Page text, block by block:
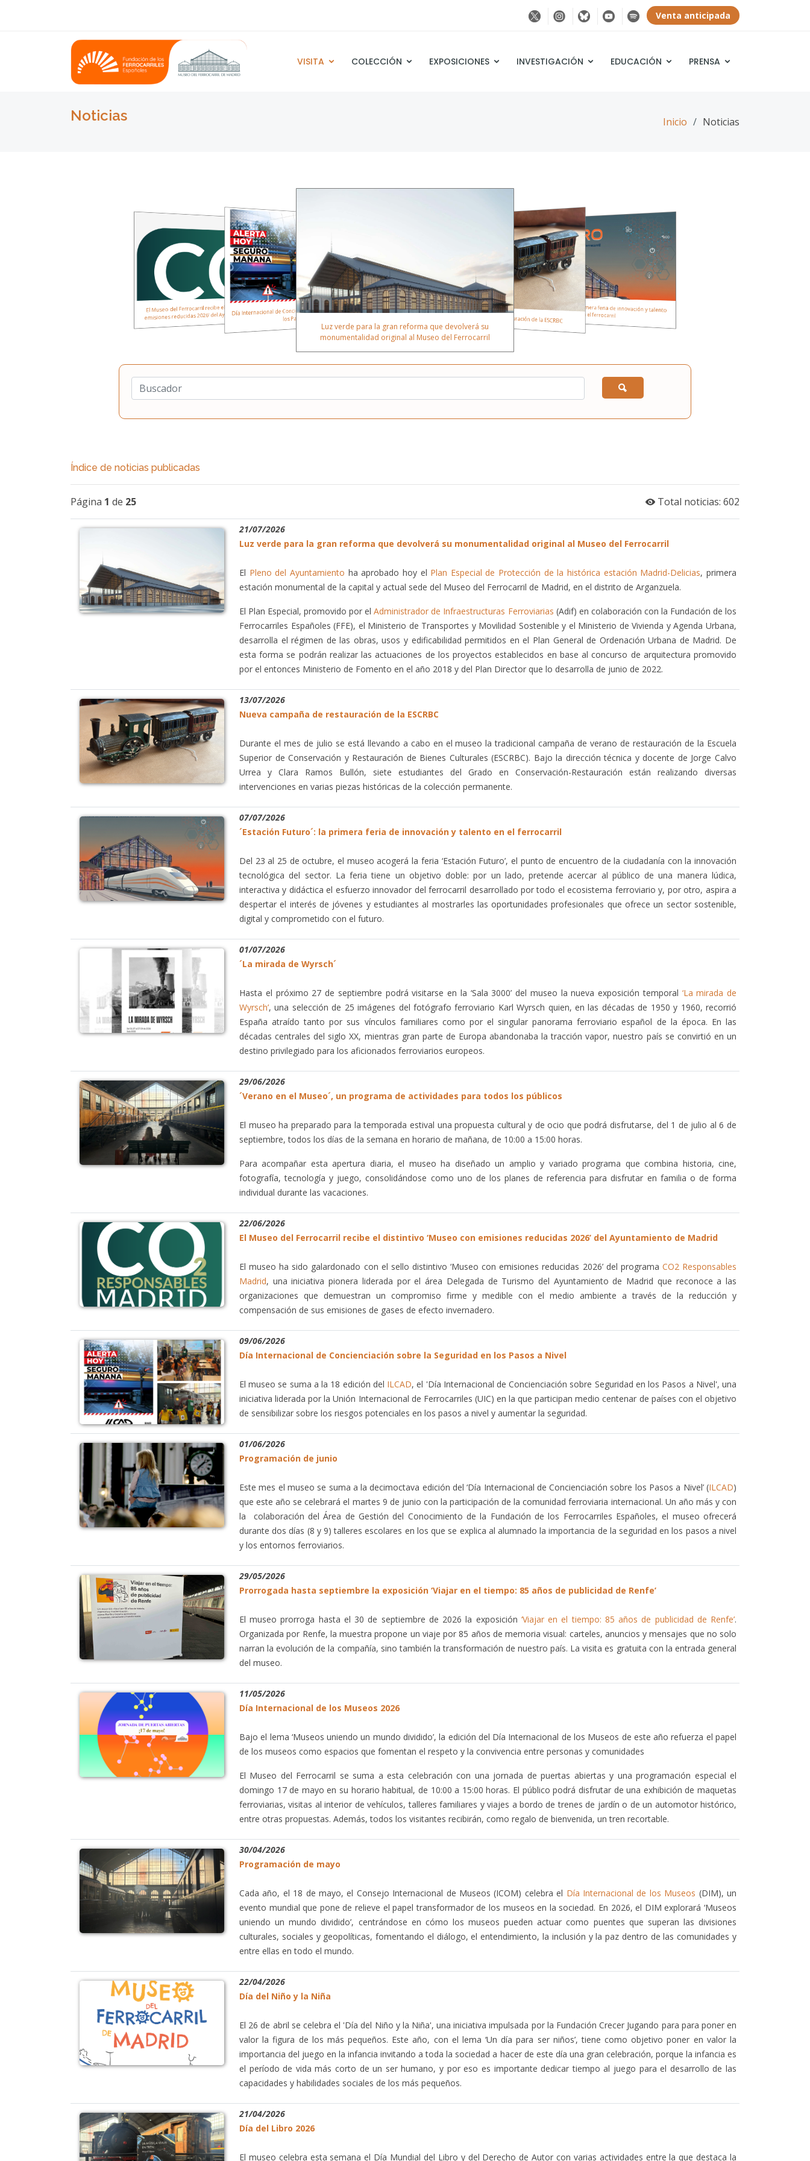
Venta anticipada
VISITA COLECCIÓN EXPOSICIONES INVESTIGACIÓN EDUCACIÓN PRENSA
Noticias Inicio Noticias
Luz verde para la gran reforma que devolverá su
monumentalidad original al Museo del Ferrocarril
Nueva campaña de restauración de la ESCRBC
´Estación Futuro´: la primera feria de innovación y talento
en el ferrocarril
El Museo del Ferrocarril recibe el distintivo ‘Museo con
emisiones reducidas 2026’ del Ayuntamiento de MadridDía Internacional de Concienciación sobre la Seguridad en
los Pasos a Nivel
Índice de noticias publicadas
Página 1 de 25 Total noticias: 602
21/07/2026
Luz verde para la gran reforma que devolverá su monumentalidad original al Museo del Ferrocarril
El Pleno del Ayuntamiento ha aprobado hoy el Plan Especial de Protección de la histórica estación Madrid-Delicias, primera
estación monumental de la capital y actual sede del Museo del Ferrocarril de Madrid, en el distrito de Arganzuela.
El Plan Especial, promovido por elAdministrador de Infraestructuras Ferroviarias (Adif) en colaboración con la Fundación de los
Ferrocarriles Españoles (FFE), el Ministerio de Transportes y Movilidad Sostenible y el Ministerio de Vivienda y Agenda Urbana,
desarrolla el régimen de las obras, usos y edificabilidad permitidos en el Plan General de Ordenación Urbana de Madrid. De
esta forma se podrán realizar las actuaciones de los proyectos establecidos en base al concurso de arquitectura promovido
por el entonces Ministerio de Fomento en el año 2018 y del Plan Director que lo desarrolla de junio de 2022.
13/07/2026
Nueva campaña de restauración de la ESCRBC
Durante el mes de julio se está llevando a cabo en el museo la tradicional campaña de verano de restauración de la Escuela
Superior de Conservación y Restauración de Bienes Culturales (ESCRBC). Bajo la dirección técnica y docente de Jorge Calvo
Urrea y Clara Ramos Bullón, siete estudiantes del Grado en Conservación-Restauración están realizando diversas
intervenciones en varias piezas históricas de la colección permanente.
07/07/2026
´Estación Futuro´: la primera feria de innovación y talento en el ferrocarril
Del 23 al 25 de octubre, el museo acogerá la feria ‘Estación Futuro’, el punto de encuentro de la ciudadanía con la innovación
tecnológica del sector. La feria tiene un objetivo doble: por un lado, pretende acercar al público de una manera lúdica,
interactiva y didáctica el esfuerzo innovador del ferrocarril desarrollado por todo el ecosistema ferroviario y, por otro, aspira a
despertar el interés de jóvenes y estudiantes al mostrarles las oportunidades profesionales que ofrece un sector sostenible,
digital y comprometido con el futuro.
01/07/2026
´La mirada de Wyrsch´
Hasta el próximo 27 de septiembre podrá visitarse en la ‘Sala 3000’ del museo la nueva exposición temporal ‘La mirada de
Wyrsch’, una selección de 25 imágenes del fotógrafo ferroviario Karl Wyrsch quien, en las décadas de 1950 y 1960, recorrió
España atraído tanto por sus vínculos familiares como por el singular panorama ferroviario español de la época. En las
décadas centrales del siglo XX, mientras gran parte de Europa abandonaba la tracción vapor, nuestro país se convirtió en un
destino privilegiado para los aficionados ferroviarios europeos.
29/06/2026
´Verano en el Museo´, un programa de actividades para todos los públicos
El museo ha preparado para la temporada estival una propuesta cultural y de ocio que podrá disfrutarse, del 1 de julio al 6 de
septiembre, todos los días de la semana en horario de mañana, de 10:00 a 15:00 horas.
Para acompañar esta apertura diaria, el museo ha diseñado un amplio y variado programa que combina historia, cine,
fotografía, tecnología y juego, consolidándose como uno de los planes de referencia para disfrutar en familia o de forma
individual durante las vacaciones.
22/06/2026
El Museo del Ferrocarril recibe el distintivo ‘Museo con emisiones reducidas 2026’ del Ayuntamiento de Madrid
El museo ha sido galardonado con el sello distintivo ‘Museo con emisiones reducidas 2026’ del programa CO2 Responsables
Madrid, una iniciativa pionera liderada por el área Delegada de Turismo del Ayuntamiento de Madrid que reconoce a las
organizaciones que demuestran un compromiso firme y medible con el medio ambiente a través de la reducción y
compensación de sus emisiones de gases de efecto invernadero.
09/06/2026
Día Internacional de Concienciación sobre la Seguridad en los Pasos a Nivel
El museo se suma a la 18 edición del ILCAD, el 'Día Internacional de Concienciación sobre Seguridad en los Pasos a Nivel', una
iniciativa liderada por la Unión Internacional de Ferrocarriles (UIC) en la que participan medio centenar de países con el objetivo
de sensibilizar sobre los riesgos potenciales en los pasos a nivel y aumentar la seguridad.
01/06/2026
Programación de junio
Este mes el museo se suma a la decimoctava edición del ‘Día Internacional de Concienciación sobre los Pasos a Nivel’ (ILCAD)
que este año se celebrará el martes 9 de junio con la participación de la comunidad ferroviaria internacional. Un año más y con
la colaboración del Área de Gestión del Conocimiento de la Fundación de los Ferrocarriles Españoles, el museo ofrecerá
durante dos días (8 y 9) talleres escolares en los que se explica al alumnado la importancia de la seguridad en los pasos a nivel
y los entornos ferroviarios.
29/05/2026
Prorrogada hasta septiembre la exposición ‘Viajar en el tiempo: 85 años de publicidad de Renfe’
El museo prorroga hasta el 30 de septiembre de 2026 la exposición ‘Viajar en el tiempo: 85 años de publicidad de Renfe’.
Organizada por Renfe, la muestra propone un viaje por 85 años de memoria visual: carteles, anuncios y mensajes que no solo
narran la evolución de la compañía, sino también la transformación de nuestro país. La visita es gratuita con la entrada general
del museo.
11/05/2026
Día Internacional de los Museos 2026
Bajo el lema ‘Museos uniendo un mundo dividido’, la edición del Día Internacional de los Museos de este año refuerza el papel
de los museos como espacios que fomentan el respeto y la convivencia entre personas y comunidades
El Museo del Ferrocarril se suma a esta celebración con una jornada de puertas abiertas y una programación especial el
domingo 17 de mayo en su horario habitual, de 10:00 a 15:00 horas. El público podrá disfrutar de una exhibición de maquetas
ferroviarias, visitas al interior de vehículos, talleres familiares y viajes a bordo de trenes de jardín o de un automotor histórico,
entre otras propuestas. Además, todos los visitantes recibirán, como regalo de bienvenida, un tren recortable.
30/04/2026
Programación de mayo
Cada año, el 18 de mayo, el Consejo Internacional de Museos (ICOM) celebra el Día Internacional de los Museos (DIM), un
evento mundial que pone de relieve el papel transformador de los museos en la sociedad. En 2026, el DIM explorará ‘Museos
uniendo un mundo dividido’, centrándose en cómo los museos pueden actuar como puentes que superan las divisiones
culturales, sociales y geopolíticas, fomentando el diálogo, el entendimiento, la inclusión y la paz dentro de las comunidades y
entre ellas en todo el mundo.
22/04/2026
Día del Niño y la Niña
El 26 de abril se celebra el 'Día del Niño y la Niña', una iniciativa impulsada por la Fundación Crecer Jugando para para poner en
valor la figura de los más pequeños. Este año, con el lema ‘Un día para ser niños’, tiene como objetivo poner en valor la
importancia del juego en la infancia invitando a toda la sociedad a hacer de este día una gran celebración, porque la infancia es
el período de vida más corto de un ser humano, y por eso es importante dedicar tiempo al juego para el desarrollo de las
capacidades y habilidades sociales de los más pequeños.
21/04/2026
Día del Libro 2026
El museo celebra esta semana el Día Mundial del Libro y del Derecho de Autor con varias actividades entre la que destaca la